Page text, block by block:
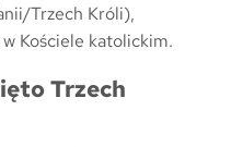
Trzech Króli),
Kościele katolickim.
Trzech